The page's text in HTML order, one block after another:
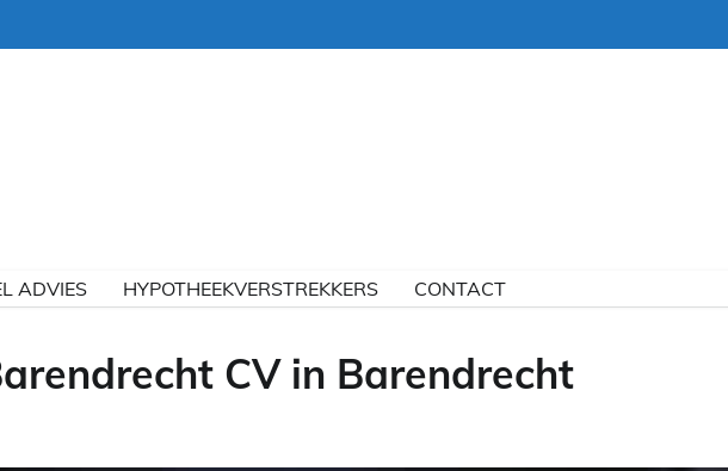
ADVIES HYPOTHEEKVERSTREKKERS CONTACT
CV in Barendrecht